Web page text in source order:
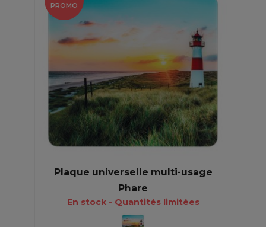
Plaque universelle multi-usage
Phare
En stock - Quantités limitées
PROMO